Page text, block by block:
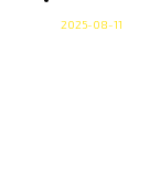
2025-08-11